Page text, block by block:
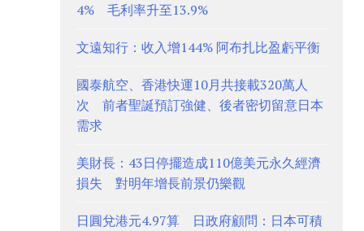
4% 毛利率升至13.9%
文遠知行：收入增144% 阿布扎比盈虧平衡
國泰航空、香港快運10月共接載320萬人
次 前者聖誕預訂強健、後者密切留意日本
需求
美財長：43日停擺造成110億美元永久經濟
損失 對明年增長前景仍樂觀
日圓兌港元4.97算 日政府顧問：日本可積